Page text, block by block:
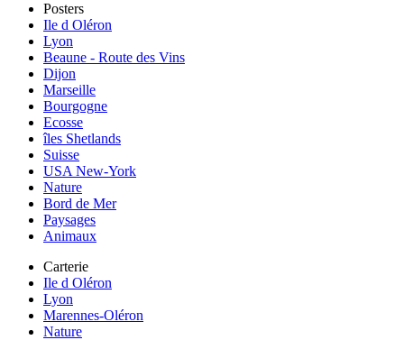
Posters
Ile d Oléron
Lyon
Beaune - Route des Vins
Dijon
Marseille
Bourgogne
Ecosse
îles Shetlands
Suisse
USA New-York
Nature
Bord de Mer
Paysages
Animaux
Carterie
Ile d Oléron
Lyon
Marennes-Oléron
Nature